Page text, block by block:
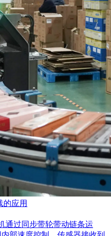
的应用
通过同步带轮带动链条运